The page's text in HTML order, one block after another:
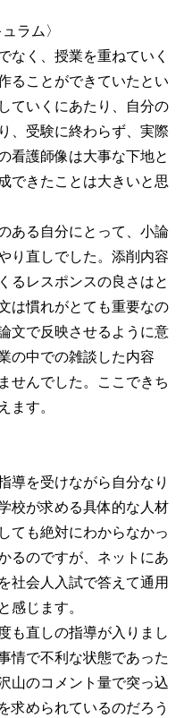
ラム〉
なく、授業を重ねていく
ることができていたとい
ていくにあたり、自分の
、受験に終わらず、実際
看護師像は大事な下地と
できたことは大きいと思
ある自分にとって、小論
り直しでした。添削内容
るレスポンスの良さはと
は慣れがとても重要なの
文で反映させるように意
の中での雑談した内容
せんでした。ここできち
ます。
導を受けながら自分なり
校が求める具体的な人材
ても絶対にわからなかっ
るのですが、ネットにあ
社会人入試で答えて通用
感じます。
も直しの指導が入りまし
情で不利な状態であった
山のコメント量で突っ込
求められているのだろう